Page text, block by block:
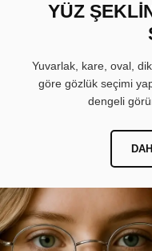
YÜZ
Yuvarlak, kare, oval,
göre gözlük seçimi
dengeli